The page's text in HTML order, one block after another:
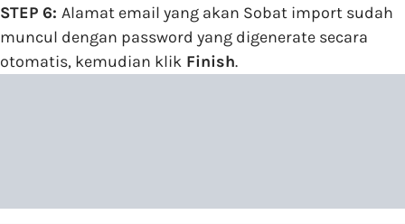
STEP 6: Alamat email yang akan Sobat import sudah
muncul dengan password yang digenerate secara
otomatis, kemudian klik Finish.